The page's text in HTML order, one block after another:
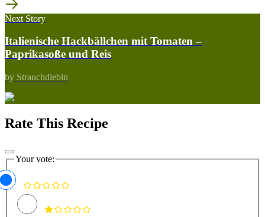
Next Story
Italienische Hackbällchen mit Tomaten –
Paprikasoße und Reis
by Strauchdiebin
Rate This Recipe
Your vote: